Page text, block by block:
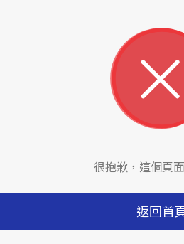
很抱歉，這個頁
返回首